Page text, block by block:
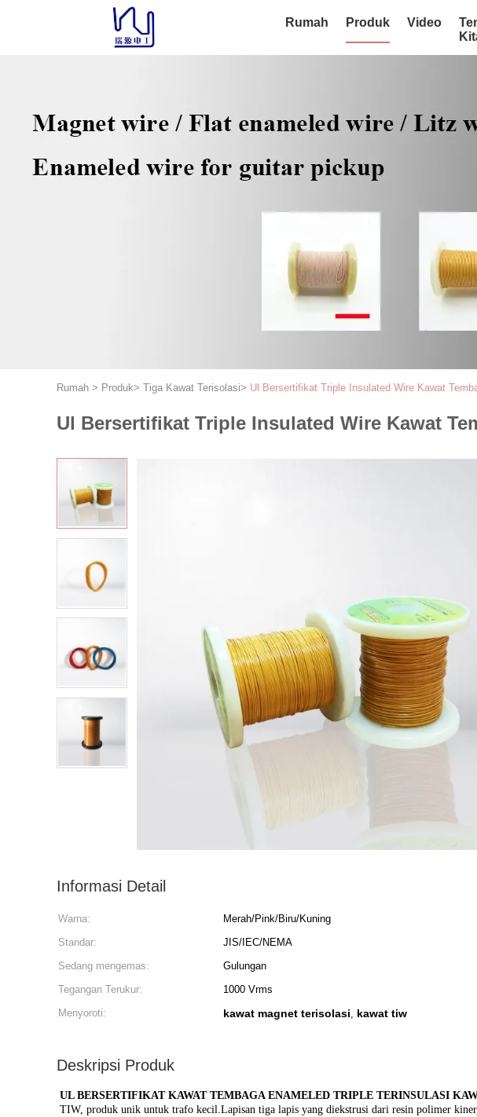
Rumah Produk Video
Rumah > Produk> Tiga Kawat Terisolasi> Ul Bersertifikat Triple Insulated Wire Kawat
Ul Bersertifikat Triple Insulated Wire Kawat
Informasi Detail
Warna: Merah/Pink/Biru/Kuning
Standar:
JIS/IEC/NEMA
Sedang mengemas:
Gulungan
Tegangan Terukur:
1000 Vrms
Menyoroti:
kawat magnet terisolasi, kawat tiw
Deskripsi Produk
UL BERSERTIFIKAT KAWAT TEMBAGA ENAMELED TRIPLE TERINSULASI
TIW, produk unik untuk trafo kecil.Lapisan tiga lapis yang diekstrusi dari resin polimer